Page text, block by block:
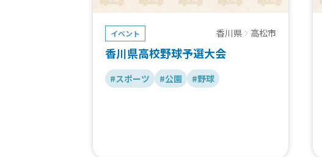
イベント 香川県 高松市
香川県高校野球予選大会
#スポーツ #公園 #野球